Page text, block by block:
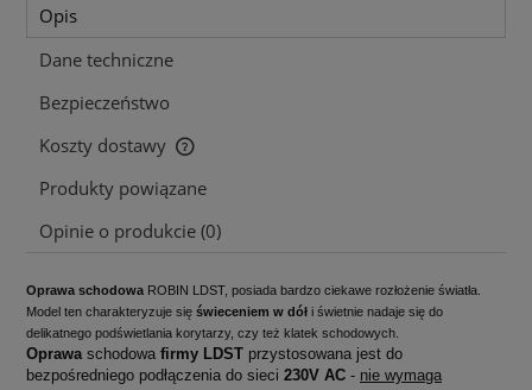
Opis
Dane techniczne
Bezpieczeństwo
Koszty dostawy
Cena nie zawiera ewentualnych kosztów płatności
Produkty powiązane
Opinie o produkcie (0)
Oprawa schodowa ROBIN LDST, posiada bardzo ciekawe rozłożenie światła.
Model ten charakteryzuje się świeceniem w dół i świetnie nadaje się do
delikatnego podświetlania korytarzy, czy też klatek schodowych.
Oprawa schodowa firmy LDST przystosowana jest do
bezpośredniego podłączenia do sieci 230V AC - nie wymaga